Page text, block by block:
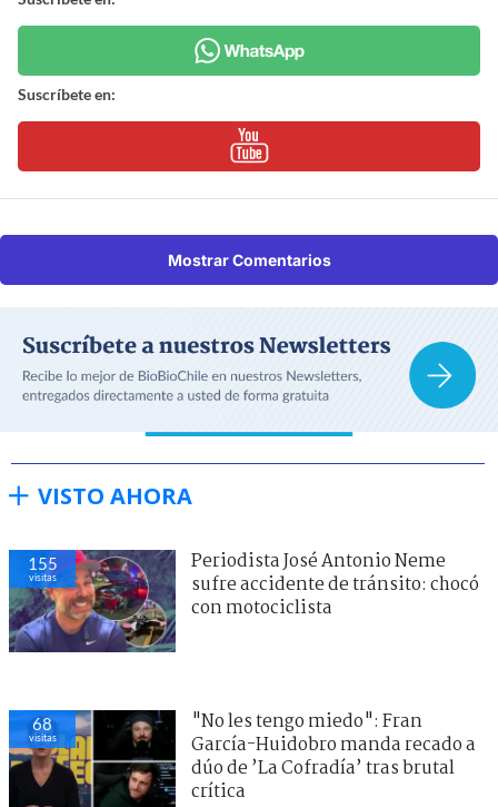
Suscríbete en:
Mostrar Comentarios
VISTO AHORA
155
visitas
Periodista José Antonio Neme
sufre accidente de tránsito: chocó
con motociclista
68
visitas
"No les tengo miedo": Fran
García-Huidobro manda recado a
dúo de ’La Cofradía’ tras brutal
crítica